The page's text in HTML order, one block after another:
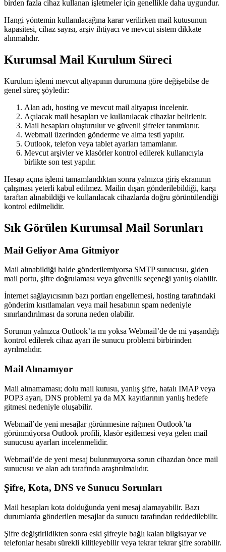
birden fazla cihaz kullanan işletmeler için genellikle daha uygundur.
Hangi yöntemin kullanılacağına karar verilirken mail kutusunun
kapasitesi, cihaz sayısı, arşiv ihtiyacı ve mevcut sistem dikkate
alınmalıdır.
Kurumsal Mail Kurulum Süreci
Kurulum işlemi mevcut altyapının durumuna göre değişebilse de
genel süreç şöyledir:
Alan adı, hosting ve mevcut mail altyapısı incelenir.
Açılacak mail hesapları ve kullanılacak cihazlar belirlenir.
Mail hesapları oluşturulur ve güvenli şifreler tanımlanır.
Webmail üzerinden gönderme ve alma testi yapılır.
Outlook, telefon veya tablet ayarları tamamlanır.
Mevcut arşivler ve klasörler kontrol edilerek kullanıcıyla
birlikte son test yapılır.
Hesap açma işlemi tamamlandıktan sonra yalnızca giriş ekranının
çalışması yeterli kabul edilmez. Mailin dışarı gönderilebildiği, karşı
taraftan alınabildiği ve kullanılacak cihazlarda doğru görüntülendiği
kontrol edilmelidir.
Sık Görülen Kurumsal Mail Sorunları
Mail Geliyor Ama Gitmiyor
Mail alınabildiği halde gönderilemiyorsa SMTP sunucusu, giden
mail portu, şifre doğrulaması veya güvenlik seçeneği yanlış olabilir.
İnternet sağlayıcısının bazı portları engellemesi, hosting tarafındaki
gönderim kısıtlamaları veya mail hesabının spam nedeniyle
sınırlandırılması da soruna neden olabilir.
Sorunun yalnızca Outlook’ta mı yoksa Webmail’de de mi yaşandığı
kontrol edilerek cihaz ayarı ile sunucu problemi birbirinden
ayrılmalıdır.
Mail Alınamıyor
Mail alınamaması; dolu mail kutusu, yanlış şifre, hatalı IMAP veya
POP3 ayarı, DNS problemi ya da MX kayıtlarının yanlış hedefe
gitmesi nedeniyle oluşabilir.
Webmail’de yeni mesajlar görünmesine rağmen Outlook’ta
görünmüyorsa Outlook profili, klasör eşitlemesi veya gelen mail
sunucusu ayarları incelenmelidir.
Webmail’de de yeni mesaj bulunmuyorsa sorun cihazdan önce mail
sunucusu ve alan adı tarafında araştırılmalıdır.
Şifre, Kota, DNS ve Sunucu Sorunları
Mail hesapları kota dolduğunda yeni mesaj alamayabilir. Bazı
durumlarda gönderilen mesajlar da sunucu tarafından reddedilebilir.
Şifre değiştirildikten sonra eski şifreyle bağlı kalan bilgisayar ve
telefonlar hesabı sürekli kilitleyebilir veya tekrar tekrar şifre sorabilir.